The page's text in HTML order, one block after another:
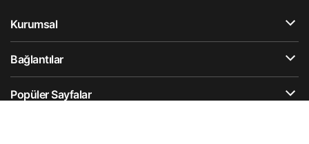
Kurumsal
Bağlantılar
Popüler Sayfalar